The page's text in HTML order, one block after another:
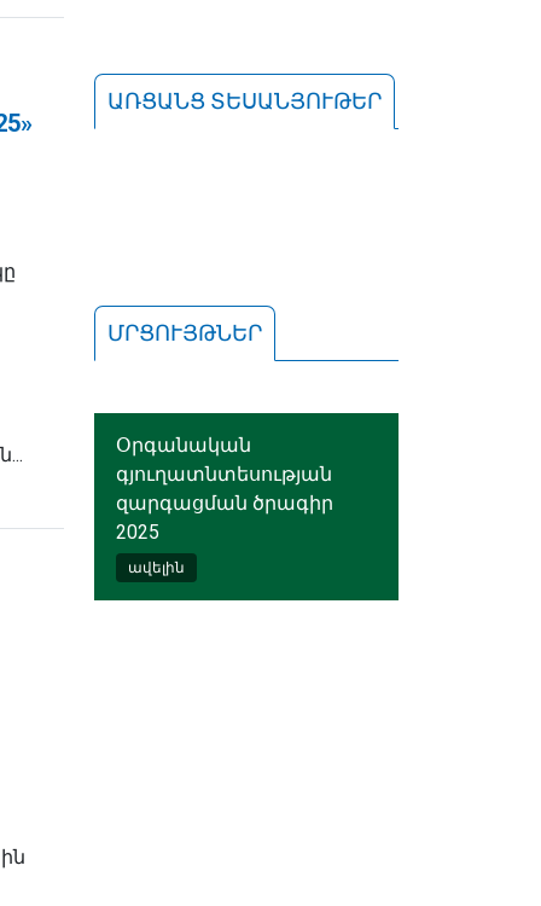
ԱՌՑԱՆՑ ՏԵՍԱՆՅՈՒԹԵՐ
ՄՐՑՈՒՅԹՆԵՐ
Օրգանական
գյուղատնտեսության
զարգացման ծրագիր
2025
ավելին